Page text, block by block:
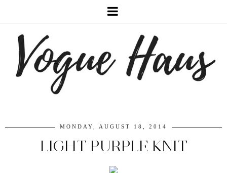
MONDAY, AUGUST 18, 2014
LIGHT PURPLE KNIT